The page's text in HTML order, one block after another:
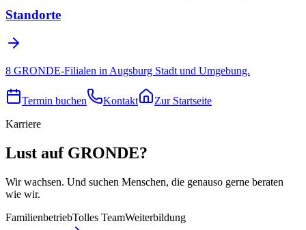
Standorte
8 GRONDE-Filialen in Augsburg Stadt und Umgebung.
Termin buchen Kontakt
Zur Startseite
Karriere
Lust auf GRONDE?
Wir wachsen. Und suchen Menschen, die genauso gerne beraten
wie wir.
FamilienbetriebTolles TeamWeiterbildung